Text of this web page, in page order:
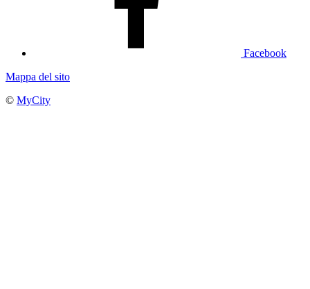
Facebook
Mappa del sito
© MyCity